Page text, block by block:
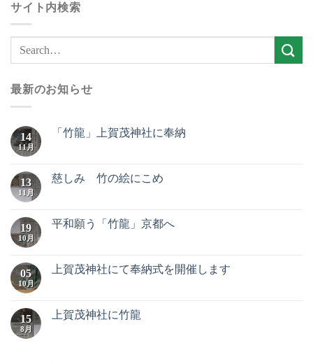
サイト内検索
最新のお知らせ
14
11月
「竹龍」上賀茂神社に奉納
13
11月
慈しみ 竹の絵にこめ
19
10月
平和願う「竹龍」京都へ
05
10月
上賀茂神社にて奉納式を開催します
15
8月
上賀茂神社に竹龍